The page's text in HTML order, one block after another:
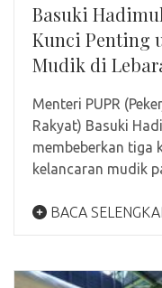
Basuki
Kunci Penting
Mudik di
Menteri PUPR
Rakyat) Basuki
membeberkan tiga
kelancaran mudik
BACA